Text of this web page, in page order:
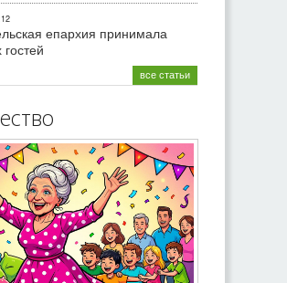
епархия принимала
все статьи